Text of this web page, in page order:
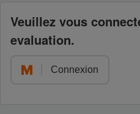
Veuillez vous
evaluation.
Connexion